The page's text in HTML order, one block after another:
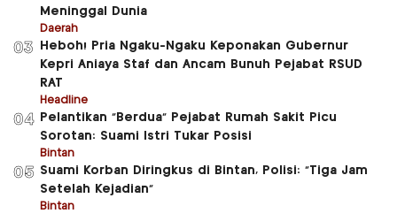
Meninggal Dunia
Daerah
03
Heboh! Pria Ngaku-Ngaku Keponakan Gubernur
Kepri Aniaya Staf dan Ancam Bunuh Pejabat RSUD
RAT
Headline
04
Pelantikan “Berdua” Pejabat Rumah Sakit Picu
Sorotan: Suami Istri Tukar Posisi
Bintan
05 Suami Korban Diringkus di Bintan, Polisi: “Tiga Jam
Setelah Kejadian”
Bintan